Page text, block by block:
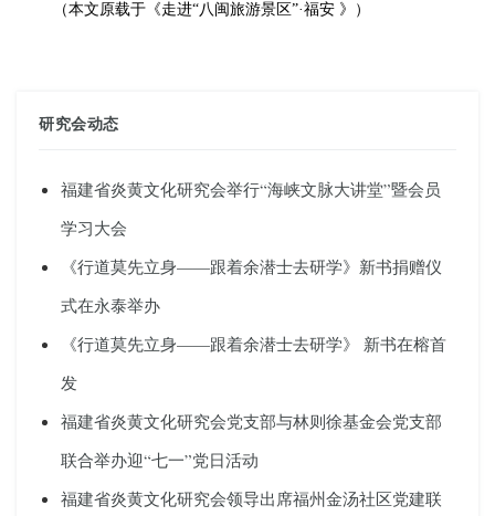
（本文原载于《走进“八闽旅游景区”·福安 》）
研究会动态
福建省炎黄文化研究会举行“海峡文脉大讲堂”暨会员
学习大会
《行道莫先立身——跟着余潜士去研学》新书捐赠仪
式在永泰举办
《行道莫先立身——跟着余潜士去研学》 新书在榕首
发
福建省炎黄文化研究会党支部与林则徐基金会党支部
联合举办迎“七一”党日活动
福建省炎黄文化研究会领导出席福州金汤社区党建联